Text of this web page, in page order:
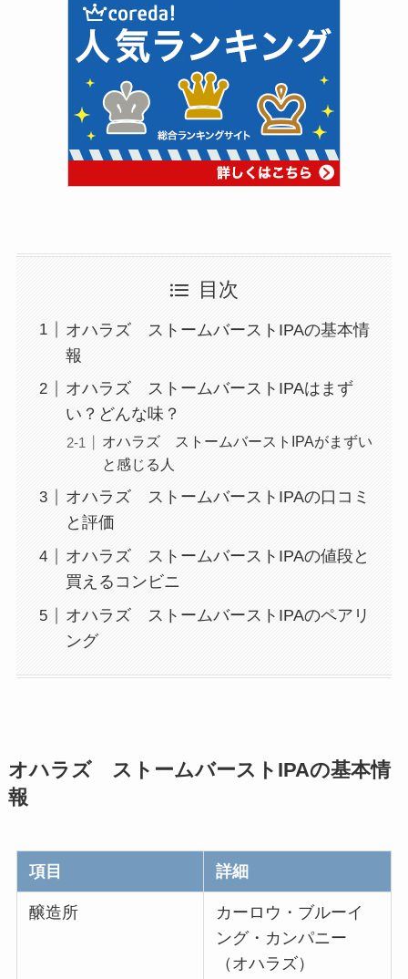
目次
オハラズ ストームバーストIPAの基本情
報
オハラズ ストームバーストIPAはまず
い？どんな味？
オハラズ ストームバーストIPAがまずい
と感じる人
オハラズ ストームバーストIPAの口コミ
と評価
オハラズ ストームバーストIPAの値段と
買えるコンビニ
オハラズ ストームバーストIPAのペアリ
ング
オハラズ ストームバーストIPAの基本情
報
項目 詳細
醸造所
カーロウ・ブルーイ
ング・カンパニー
（オハラズ）